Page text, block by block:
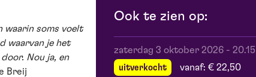
waarin soms voelt
waarvan je het
Nou ja, en
Breij
Ook te zien op:
zaterdag 3 oktober 2026 -
uitverkocht
vanaf: € 22,50